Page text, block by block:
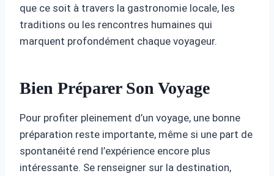
que ce soit à travers la gastronomie locale, les
traditions ou les rencontres humaines qui
marquent profondément chaque voyageur.
Bien Préparer Son Voyage
Pour profiter pleinement d’un voyage, une bonne
préparation reste importante, même si une part de
spontanéité rend l’expérience encore plus
intéressante. Se renseigner sur la destination,